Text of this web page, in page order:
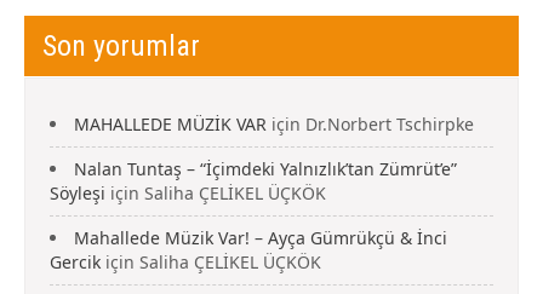
Son yorumlar
MAHALLEDE MÜZİK VAR için Dr.Norbert Tschirpke
Nalan Tuntaş – “İçimdeki Yalnızlık’tan Zümrüt’e”
Söyleşi için Saliha ÇELİKEL ÜÇKÖK
Mahallede Müzik Var! – Ayça Gümrükçü & İnci
Gercik için Saliha ÇELİKEL ÜÇKÖK